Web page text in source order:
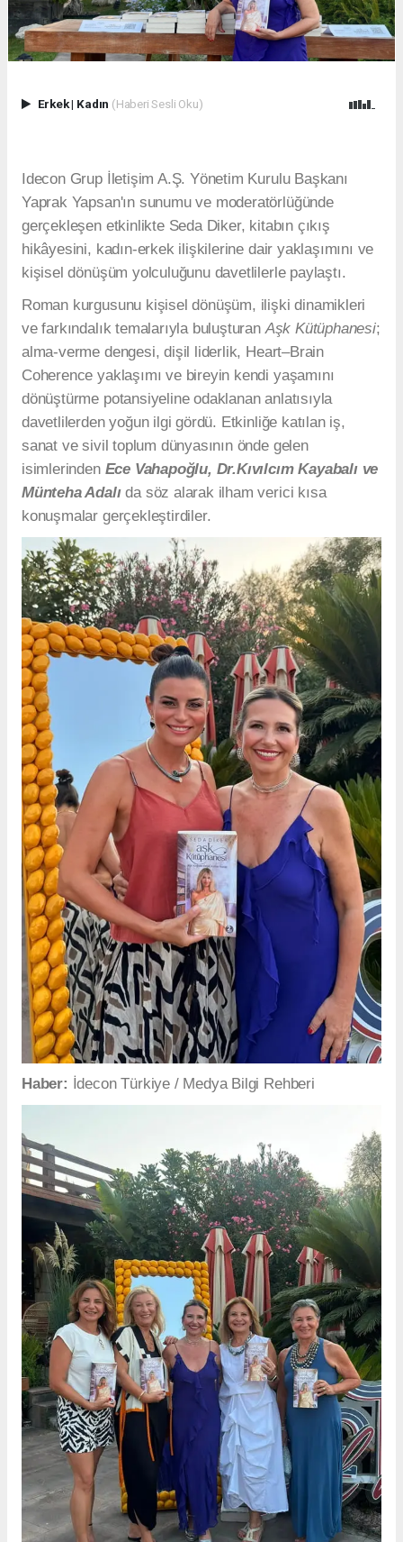
Erkek| Kadın (Haberi Sesli Oku)
Idecon Grup İletişim A.Ş. Yönetim Kurulu Başkanı
Yaprak Yapsan'ın sunumu ve moderatörlüğünde
gerçekleşen etkinlikte Seda Diker, kitabın çıkış
hikâyesini, kadın-erkek ilişkilerine dair yaklaşımını ve
kişisel dönüşüm yolculuğunu davetlilerle paylaştı.
Roman kurgusunu kişisel dönüşüm, ilişki dinamikleri
ve farkındalık temalarıyla buluşturan Aşk Kütüphanesi;
alma-verme dengesi, dişil liderlik, Heart–Brain
Coherence yaklaşımı ve bireyin kendi yaşamını
dönüştürme potansiyeline odaklanan anlatısıyla
davetlilerden yoğun ilgi gördü. Etkinliğe katılan iş,
sanat ve sivil toplum dünyasının önde gelen
isimlerinden Ece Vahapoğlu, Dr.Kıvılcım Kayabalı ve
Münteha Adalıda söz alarak ilham verici kısa
konuşmalar gerçekleştirdiler.
Haber: İdecon Türkiye / Medya Bilgi Rehberi